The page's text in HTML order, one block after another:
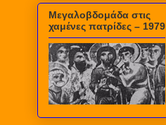
Μεγαλοβδομάδα στις
χαμένες πατρίδες – 1979